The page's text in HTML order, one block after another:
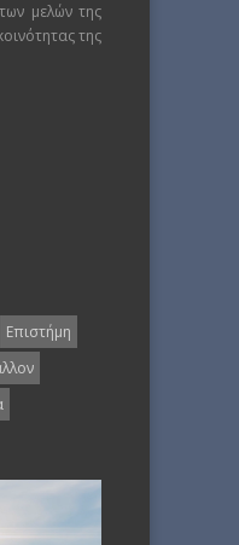
μελών της
της
Επιστήμη